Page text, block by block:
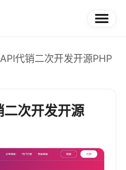
代销二次开发开源PHP
次开发开源